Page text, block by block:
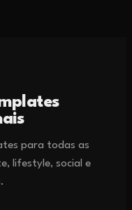
para todas as
lifestyle, social e